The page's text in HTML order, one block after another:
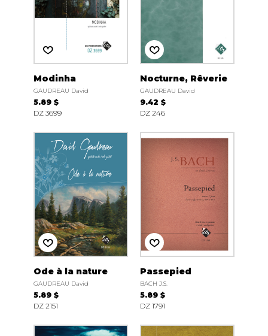
Modinha
GAUDREAU David
5.89 $
DZ 3699
Nocturne, Rêverie
GAUDREAU David
9.42 $
DZ 246
Ode à la nature
GAUDREAU David
5.89 $
DZ 2151
Passepied
BACH J.S.
5.89 $
DZ 1791